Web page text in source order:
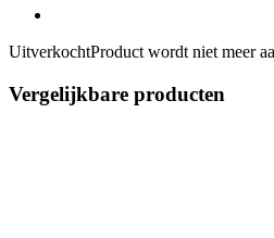
UitverkochtProduct wordt niet meer
Vergelijkbare producten